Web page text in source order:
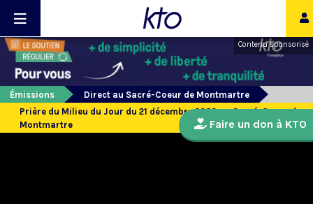
Contenu sponsorisé
Émissions
Direct au Sacré-Coeur de Montmartre
Prière du Milieu du Jour du 21 décembre 2023 au Sacré-Coeur de
Montmartre
Faire un don à KTO